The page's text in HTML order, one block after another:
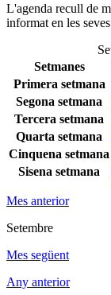
L'agenda recull de
informat en les
Setmanes
Primera setmana
Segona setmana
Tercera setmana
Quarta setmana
Cinquena setmana
Sisena setmana
Mes anterior
Setembre
Mes següent
Any anterior